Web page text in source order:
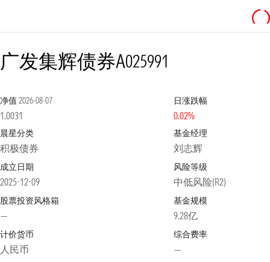
广发集辉债券A025991
净值 2026-08-07
1.0031
日涨跌幅
0.02%
晨星分类
积极债券
基金经理
刘志辉
成立日期
2025-12-09
风险等级
中低风险(R2)
股票投资风格箱
—
基金规模
9.28亿
计价货币
人民币
综合费率
—